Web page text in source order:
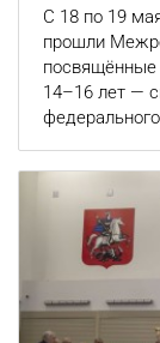
С 18 по 19
прошли
14–16 лет —